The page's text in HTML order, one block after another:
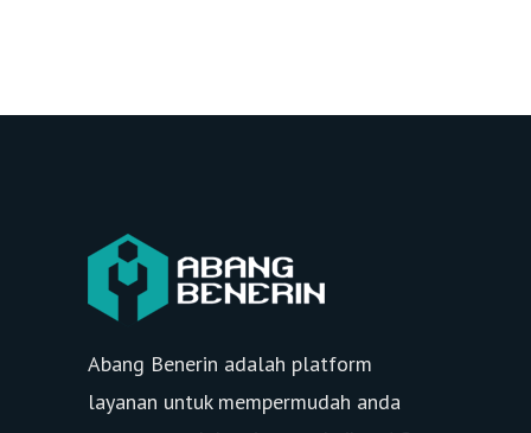
Abang Benerin adalah platform
layanan untuk mempermudah anda